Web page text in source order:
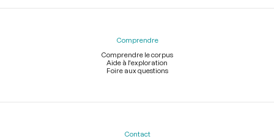
Comprendre
Comprendre le corpus
Aide à l'exploration
Foire aux questions
Contact